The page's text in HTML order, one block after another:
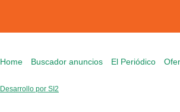
Home Buscador anuncios El Periódico
Desarrollo por SI2